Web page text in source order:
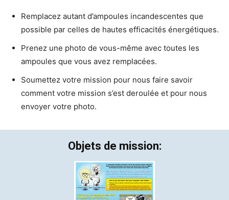
Remplacez autant d’ampoules incandescentes que
possible par celles de hautes efficacités énergétiques.
Prenez une photo de vous-même avec toutes les
ampoules que vous avez remplacées.
Soumettez votre mission pour nous faire savoir
comment votre mission s’est deroulée et pour nous
envoyer votre photo.
Objets de mission: